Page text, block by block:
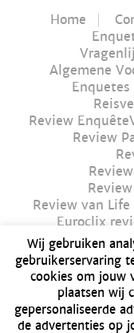
Home
Algemene
Review
Review
Review van Life
Euroclix
iPay
Futurenet
Dé Bitvavo
Bonusway
Wij gebruiken
gebruikerservaring
cookies om jouw
plaatsen wij
gepersonaliseerde
de advertenties op